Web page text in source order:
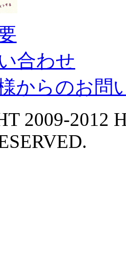
合わせ
からのお問
2009-2012